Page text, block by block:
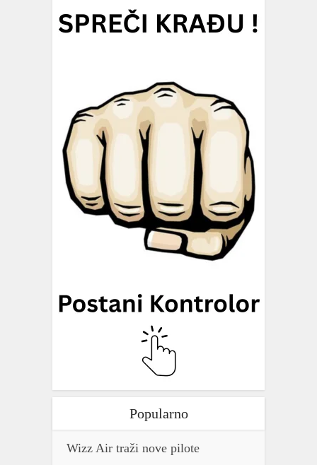
Popularno
Wizz Air traži nove pilote